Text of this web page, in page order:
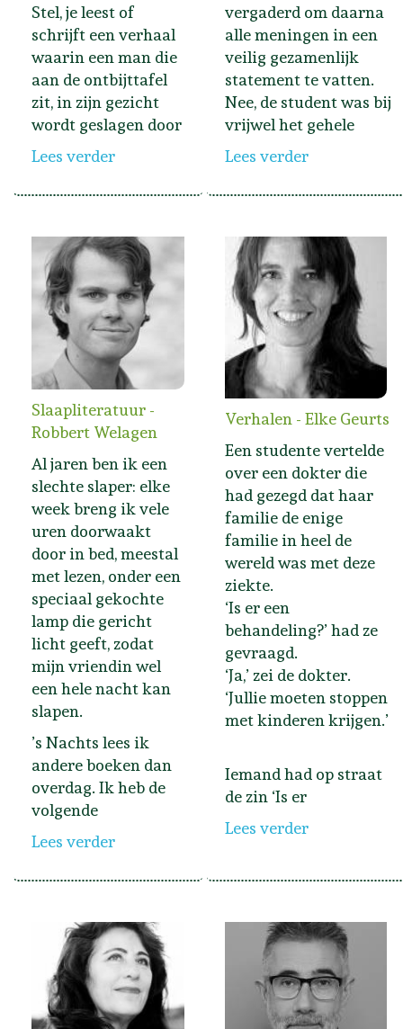
Stel, je leest of
schrijft een verhaal
waarin een man die
aan de ontbijttafel
zit, in zijn gezicht
wordt geslagen door
Lees verder
vergaderd om daarna
alle meningen in een
veilig gezamenlijk
statement te vatten.
Nee, de student was bij
vrijwel het gehele
Lees verder
Slaapliteratuur -
Robbert Welagen
Al jaren ben ik een
slechte slaper: elke
week breng ik vele
uren doorwaakt
door in bed, meestal
met lezen, onder een
speciaal gekochte
lamp die gericht
licht geeft, zodat
mijn vriendin wel
een hele nacht kan
slapen.
’s Nachts lees ik
andere boeken dan
overdag. Ik heb de
volgende
Lees verder
Verhalen - Elke Geurts
Een studente vertelde
over een dokter die
had gezegd dat haar
familie de enige
familie in heel de
wereld was met deze
ziekte.
‘Is er een
behandeling?’ had ze
gevraagd.
‘Ja,’ zei de dokter.
‘Jullie moeten stoppen
met kinderen krijgen.’
Iemand had op straat
de zin ‘Is er
Lees verder